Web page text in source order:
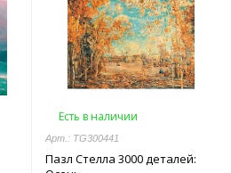
Есть в наличии
Арт.: TG300441
Пазл Стелла 3000 деталей: